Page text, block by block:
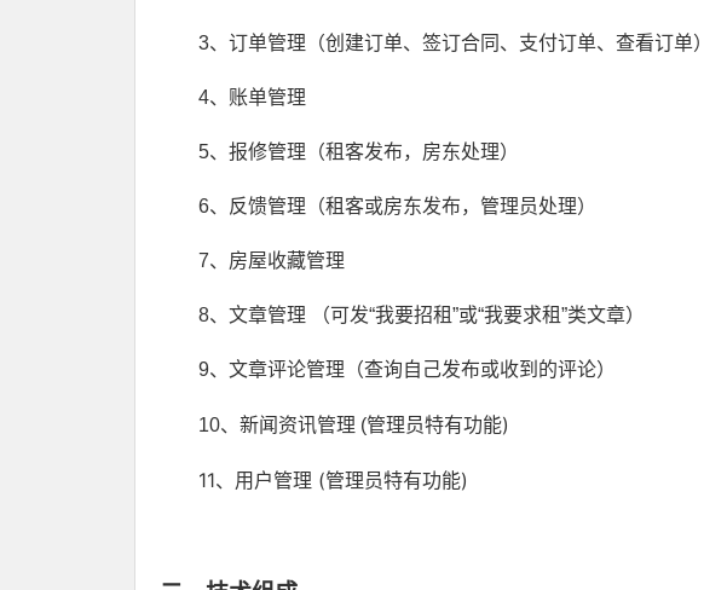
3、订单管理（创建订单、签订合同、支付订单、查看订单）
4、账单管理
5、报修管理（租客发布，房东处理）
6、反馈管理（租客或房东发布，管理员处理）
7、房屋收藏管理
8、文章管理 （可发“我要招租”或“我要求租”类文章）
9、文章评论管理（查询自己发布或收到的评论）
10、新闻资讯管理 (管理员特有功能)
11、用户管理 (管理员特有功能)